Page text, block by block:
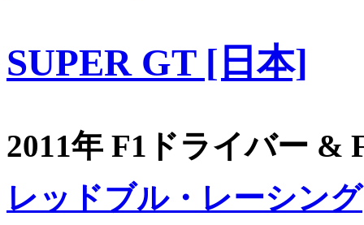
SUPER GT [日本]
2011年 F1ドライバー &
レッドブル・レーシング